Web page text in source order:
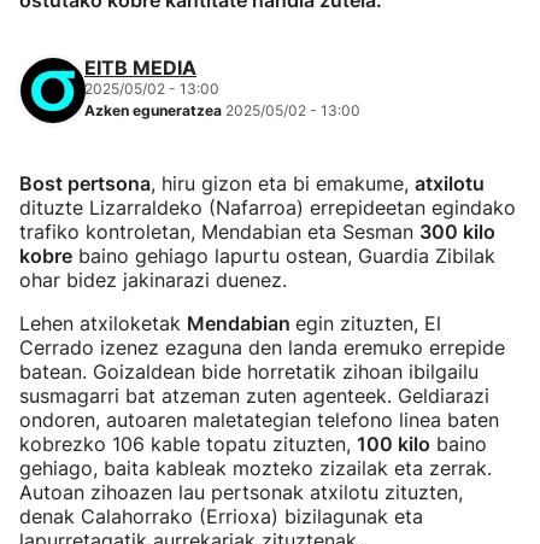
EITB MEDIA
2025/05/02 - 13:00
Azken eguneratzea 2025/05/02 - 13:00
Bost pertsona, hiru gizon eta bi emakume, atxilotu
dituzte Lizarraldeko (Nafarroa) errepideetan egindako
trafiko kontroletan, Mendabian eta Sesman 300 kilo
kobre baino gehiago lapurtu ostean, Guardia Zibilak
ohar bidez jakinarazi duenez.
Lehen atxiloketak Mendabian egin zituzten, El
Cerrado izenez ezaguna den landa eremuko errepide
batean. Goizaldean bide horretatik zihoan ibilgailu
susmagarri bat atzeman zuten agenteek. Geldiarazi
ondoren, autoaren maletategian telefono linea baten
kobrezko 106 kable topatu zituzten, 100 kilo baino
gehiago, baita kableak mozteko zizailak eta zerrak.
Autoan zihoazen lau pertsonak atxilotu zituzten,
denak Calahorrako (Errioxa) bizilagunak eta